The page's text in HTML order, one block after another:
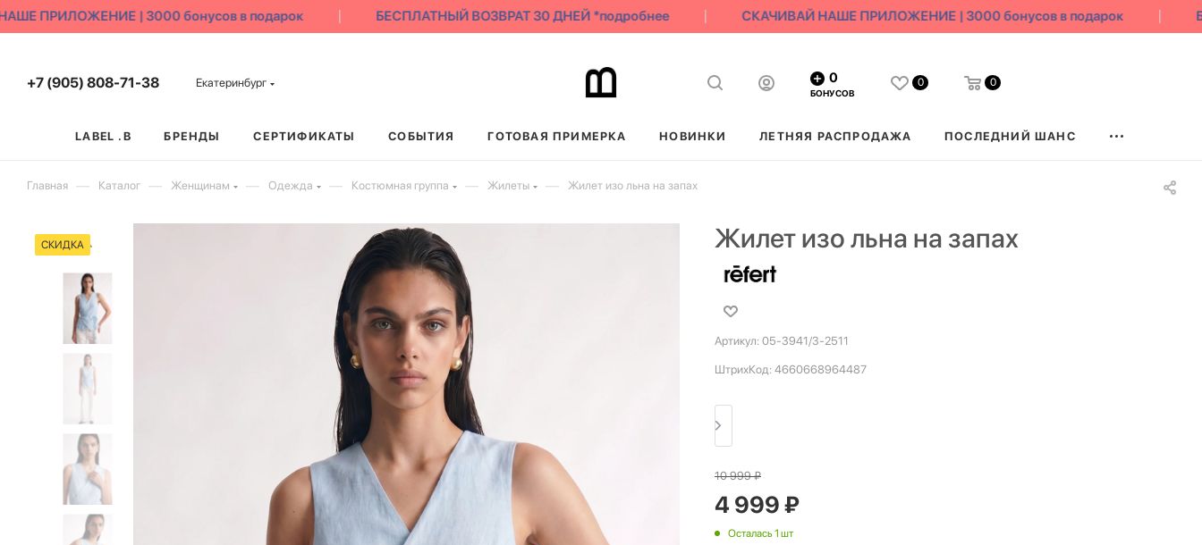
ПРИЛОЖЕНИЕ | 3000 бонусов в подарок БЕСПЛАТНЫЙ ВОЗВРАТ 30 ДНЕЙ *подробнее СКАЧИВАЙ НАШЕ ПРИЛОЖЕНИЕ | 3000 бонусов в подарок
+7 (905) 808-71-38 Екатеринбург 0
БОНУСОВ
0 0
LABEL .B БРЕНДЫ СЕРТИФИКАТЫ СОБЫТИЯ ГОТОВАЯ ПРИМЕРКА НОВИНКИ ЛЕТНЯЯ РАСПРОДАЖА ПОСЛЕДНИЙ ШАНС
Главная — Каталог — Женщинам — Одежда — Костюмная группа — Жилеты — Жилет изо льна на запах
СКИДКА Жилет изо льна на запах
Артикул: 05-3941/3-2511
ШтрихКод: 4660668964487
10 999₽
4 999₽
Осталась 1 шт